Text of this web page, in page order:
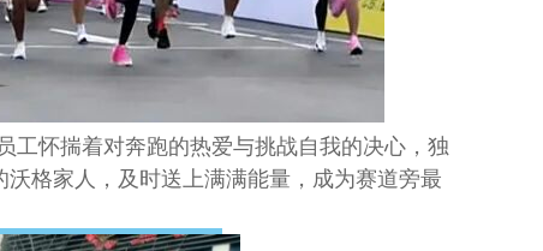
工怀揣着对奔跑的热爱与挑战自我的决心，独
格家人，及时送上满满能量，成为赛道旁最